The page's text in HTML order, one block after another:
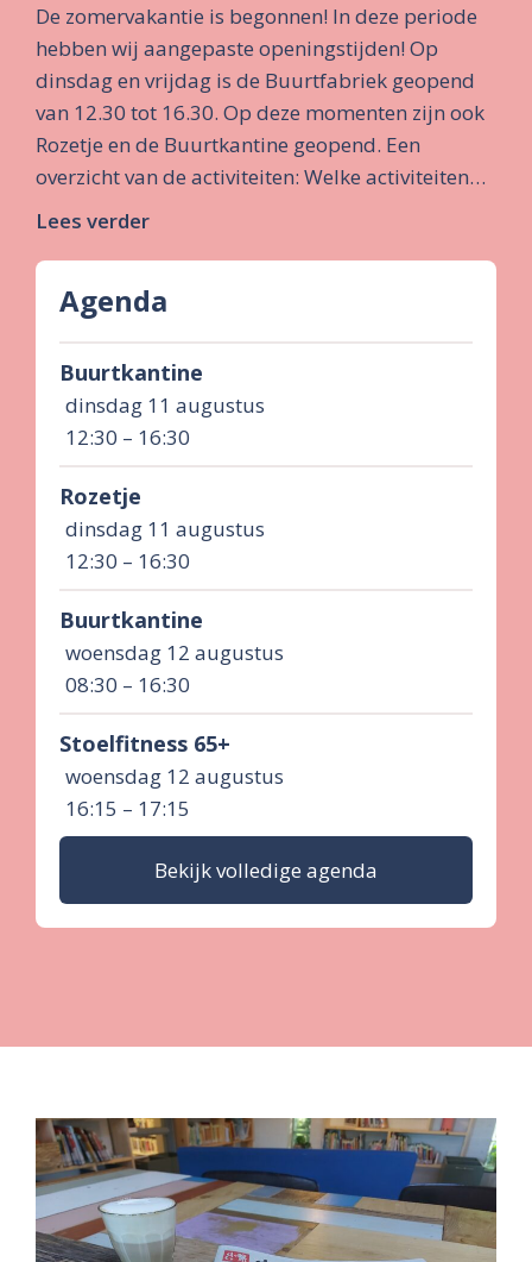
De zomervakantie is begonnen! In deze periode
hebben wij aangepaste openingstijden! Op
dinsdag en vrijdag is de Buurtfabriek geopend
van 12.30 tot 16.30. Op deze momenten zijn ook
Rozetje en de Buurtkantine geopend. Een
overzicht van de activiteiten: Welke activiteiten…
Lees verder
Agenda
Buurtkantine
dinsdag 11 augustus
12:30 – 16:30
Rozetje
dinsdag 11 augustus
12:30 – 16:30
Buurtkantine
woensdag 12 augustus
08:30 – 16:30
Stoelfitness 65+
woensdag 12 augustus
16:15 – 17:15
Bekijk volledige agenda